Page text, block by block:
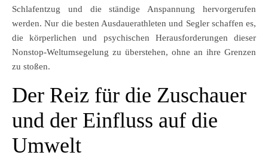
Schlafentzug und die ständige Anspannung hervorgerufen
werden. Nur die besten Ausdauerathleten und Segler schaffen es,
die körperlichen und psychischen Herausforderungen dieser
Nonstop-Weltumsegelung zu überstehen, ohne an ihre Grenzen
zu stoßen.
Der Reiz für die Zuschauer
und der Einfluss auf die
Umwelt